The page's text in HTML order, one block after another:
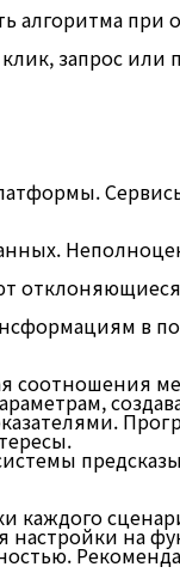
алгоритма при
запрос или
в
соотношения
каждого
настройки на